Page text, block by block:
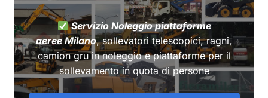
Servizio Noleggio piattaforme
aeree Milano, sollevatori telescopici, ragni,
camion gru in noleggio e piattaforme per il
sollevamento in quota di persone